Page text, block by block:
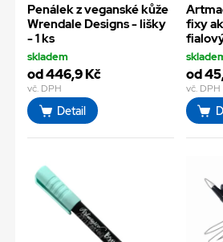
Penálek z veganské kůže
Wrendale Designs - lišky
- 1 ks
skladem
od 446,9 Kč
vč. DPH
Detail
fixy
od
vč. DPH